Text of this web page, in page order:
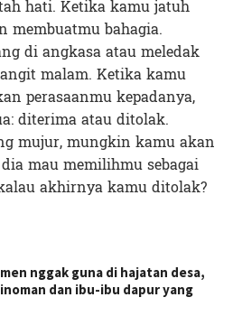
hati. Ketika kamu jatuh
membuatmu bahagia.
di angkasa atau meledak
malam. Ketika kamu
perasaanmu kepadanya,
diterima atau ditolak.
mujur, mungkin kamu akan
mau memilihmu sebagai
akhirnya kamu ditolak?
nggak guna di hajatan desa,
dan ibu-ibu dapur yang